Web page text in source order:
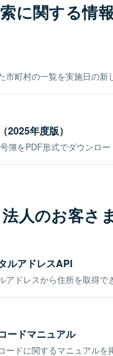
に関する情報
市町村の一覧を実施日の新
2025年度版）
簿をPDF形式でダウンロー
人のお客さ
ルアドレスAPI
アドレスから住所を取得で
ードマニュアル
ードに関するマニュアルを